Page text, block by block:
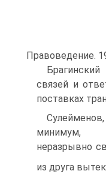
Правоведение.
связей и
поставках
минимум,
неразрывно
из друга